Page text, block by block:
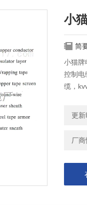
小
简
小猫牌
控制电
缆，
更新
厂